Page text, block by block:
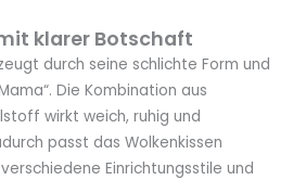
klarer Botschaft
durch seine schlichte Form und
Die Kombination aus
wirkt weich, ruhig und
passt das Wolkenkissen
Einrichtungsstile und